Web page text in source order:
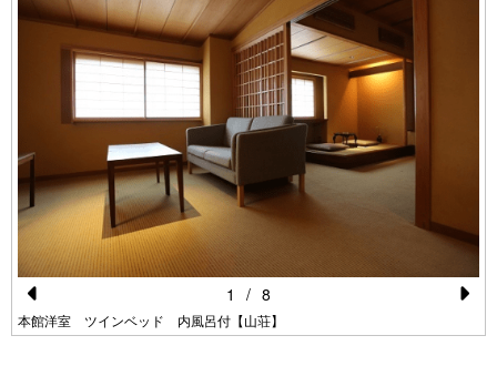
Pr
本館洋室 ツインベッド 内風呂付【山荘】
1 / 8